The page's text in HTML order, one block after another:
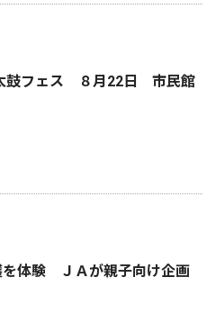
鼓フェス ８月22日 市民館
を体験 ＪＡが親子向け企画